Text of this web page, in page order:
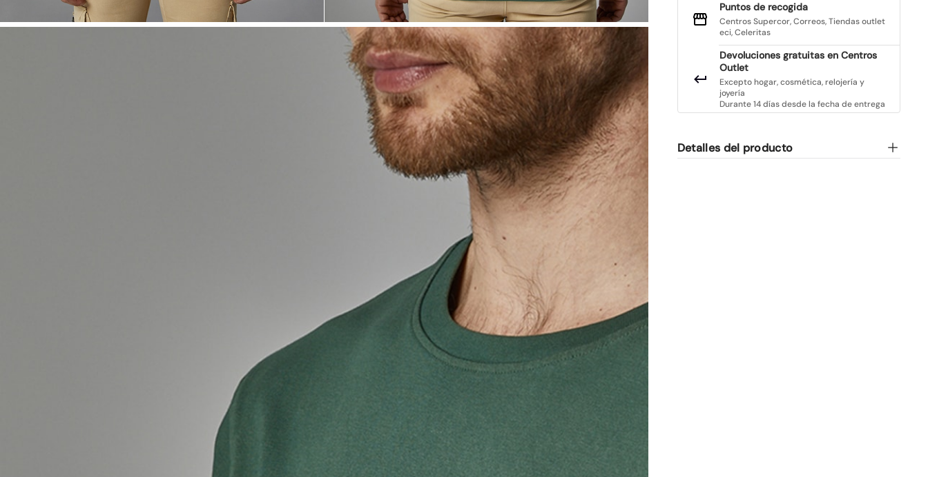
Puntos de recogida
Centros Supercor, Correos, Tiendas outlet
eci, Celeritas
Devoluciones gratuitas en Centros
Outlet
Excepto hogar, cosmética, relojería y
joyería
Durante 14 días desde la fecha de entrega
Detalles del producto